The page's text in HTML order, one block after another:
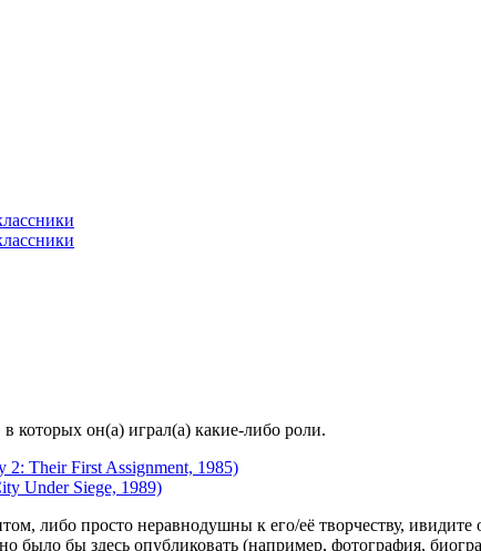
которых он(а) играл(а) какие-либо роли.
2: Their First Assignment, 1985)
Under Siege, 1989)
либо просто неравнодушны к его/её творчеству,
было бы здесь опубликовать (например, фотография,